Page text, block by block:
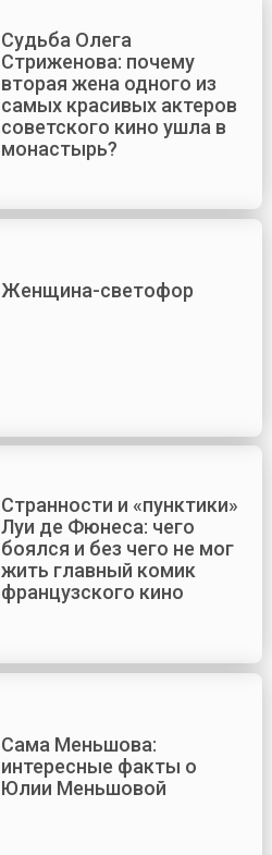
Судьба Олега
Стриженова: почему
вторая жена одного из
самых красивых актеров
советского кино ушла в
монастырь?
Женщина-светофор
Странности и «пунктики»
Луи де Фюнеса: чего
боялся и без чего не мог
жить главный комик
французского кино
Сама Меньшова:
интересные факты о
Юлии Меньшовой